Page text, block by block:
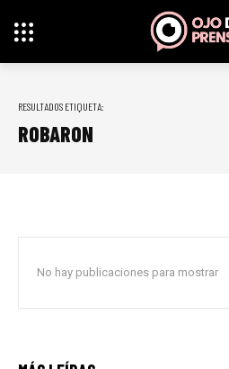
RESULTADOS ETIQUETA:
ROBARON
No hay publicaciones para mostrar